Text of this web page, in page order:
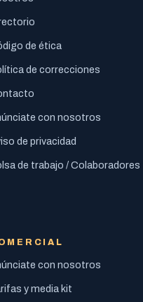
de ética
de correcciones
con nosotros
de privacidad
de trabajo / Colaboradores
con nosotros
y media kit